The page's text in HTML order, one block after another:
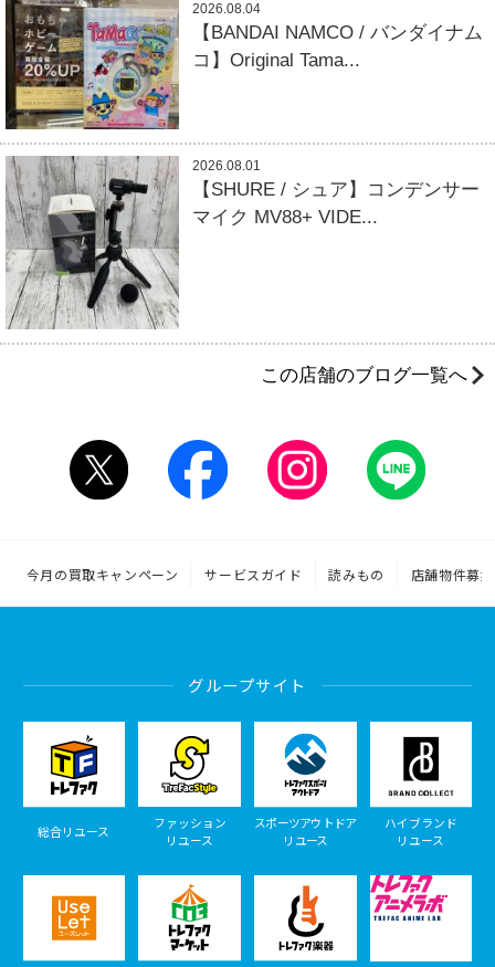
2026.08.04
【BANDAI NAMCO / バンダイナム
コ】Original Tama...
2026.08.01
【SHURE / シュア】コンデンサー
マイク MV88+ VIDE...
この店舗のブログ一覧へ
今月の買取キャンペーン サービスガイド 読みもの 店舗物件募集
グループサイト
総合リユース
ファッション
リユース
スポーツアウトドア
リユース
ハイブランド
リユース